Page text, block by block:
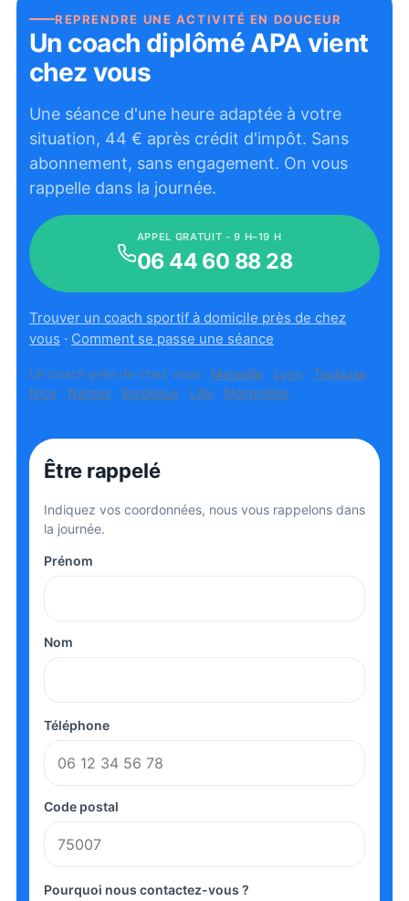
REPRENDRE UNE ACTIVITÉ EN DOUCEUR
Un coach diplômé APA vient
chez vous
Une séance d'une heure adaptée à votre
situation, 44 € après crédit d'impôt. Sans
abonnement, sans engagement. On vous
rappelle dans la journée.
APPEL GRATUIT - 9 H–19 H
06 44 60 88 28
Trouver un coach sportif à domicile près de chez
vous · Comment se passe une séance
Un coach près de chez vous : Marseille · Lyon · Toulouse ·
Nice · Nantes · Bordeaux · Lille · Montpellier
Être rappelé
Indiquez vos coordonnées, nous vous rappelons dans
la journée.
Prénom
Nom
Téléphone
Code postal
Pourquoi nous contactez-vous ?